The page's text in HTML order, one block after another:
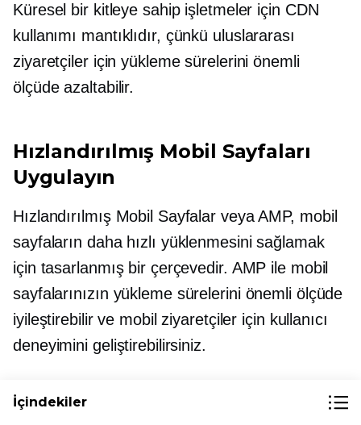
Küresel bir kitleye sahip işletmeler için CDN
kullanımı mantıklıdır, çünkü uluslararası
ziyaretçiler için yükleme sürelerini önemli
ölçüde azaltabilir.
Hızlandırılmış Mobil Sayfaları
Uygulayın
Hızlandırılmış Mobil Sayfalar veya AMP, mobil
sayfaların daha hızlı yüklenmesini sağlamak
için tasarlanmış bir çerçevedir. AMP ile mobil
sayfalarınızın yükleme sürelerini önemli ölçüde
iyileştirebilir ve mobil ziyaretçiler için kullanıcı
deneyimini geliştirebilirsiniz.
HTTP İsteklerini En Aza İndirin
İçindekiler